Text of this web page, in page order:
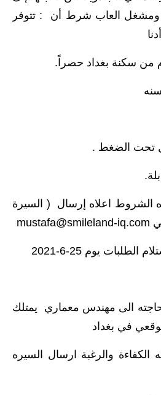
العاب شرط أن : تتوفر
من سكنة بغداد حصراً.
تحت الضغط .
الشروط اعلاه إرسال ( السيرة
mustafa@smileland-iq.com
يوم 25-6-2021
الى مهندس معماري يمتلك
في بغداد
والرغبة ارسال السيره